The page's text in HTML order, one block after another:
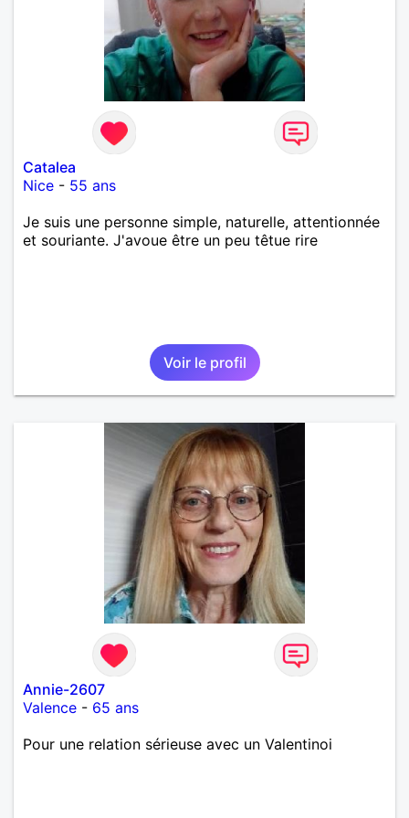
Catalea
Nice - 55 ans
Je suis une personne simple, naturelle, attentionnée
et souriante. J'avoue être un peu têtue rire
Voir le profil
Annie-2607
Valence - 65 ans
Pour une relation sérieuse avec un Valentinoi